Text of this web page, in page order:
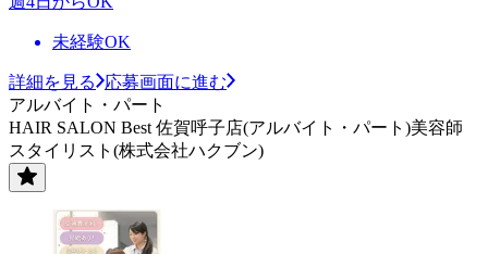
未経験OK
詳細を見る
応募画面に進む
アルバイト・パート
HAIR SALON Best 佐賀呼子店(アルバイト・パート)美容師
スタイリスト(株式会社ハクブン)